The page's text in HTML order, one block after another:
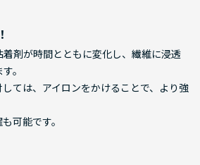
剤が時間とともに変化し、繊維に浸透
。
ては、アイロンをかけることで、より強
可能です。